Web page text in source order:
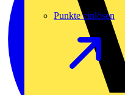
Punkte einlösen